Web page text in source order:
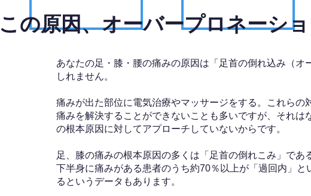
この原因、オーバープロネーシ
あなたの足・膝・腰の痛みの原因は「足首の倒れ込み（オ
しれません。
痛みが出た部位に電気治療やマッサージをする。これらの
痛みを解決することができないことも多いですが、それは
の根本原因に対してアプローチしていないからです。
足、膝の痛みの根本原因の多くは「足首の倒れこみ」であ
下半身に痛みがある患者のうち約70％以上が「過回内」と
るというデータもあります。